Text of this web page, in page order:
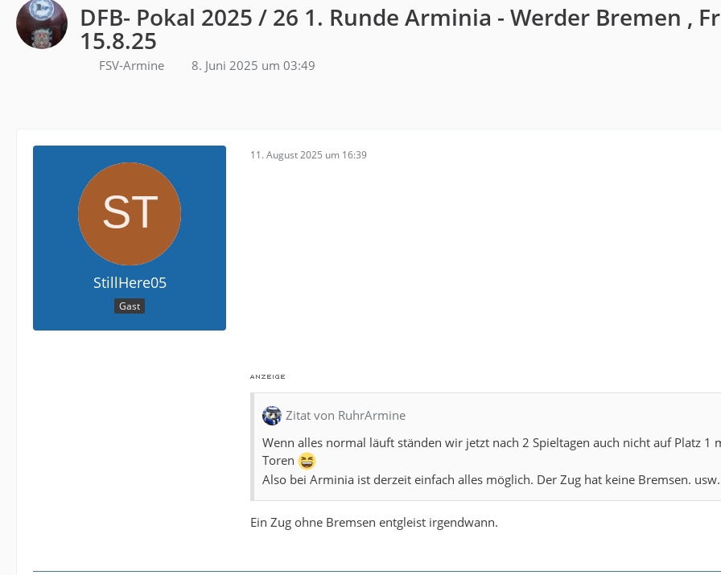
DFB- Pokal 2025 / 26 1. Runde Arminia - Werder Bremen ,
15.8.25
FSV-Armine 8. Juni 2025 um 03:49
StillHere05
Gast
11. August 2025 um 16:39
Zitat von RuhrArmine
Wenn alles normal läuft ständen wir jetzt nach 2 Spieltagen auch nicht auf Platz 1
Toren
Also bei Arminia ist derzeit einfach alles möglich. Der Zug hat keine Bremsen. usw.
Ein Zug ohne Bremsen entgleist irgendwann.